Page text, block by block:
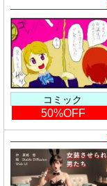
コミック
50%OFF